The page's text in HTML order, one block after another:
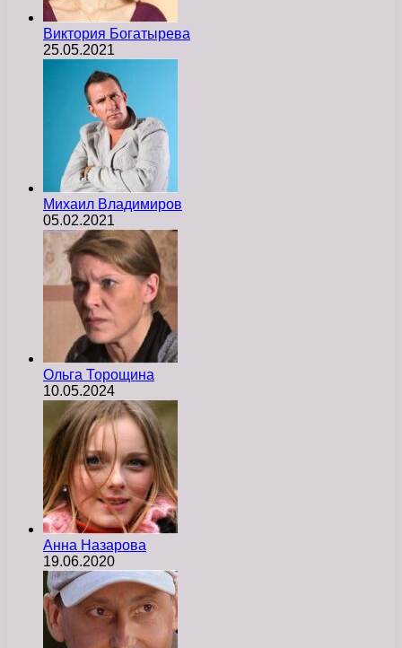
Виктория Богатырева
25.05.2021
Михаил Владимиров
05.02.2021
Ольга Торощина
10.05.2024
Анна Назарова
19.06.2020